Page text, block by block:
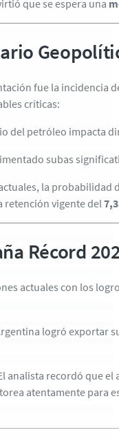
que se espera una
fue la incidencia
críticas:
del petróleo impacta
subas
la probabilidad
retención vigente del
Récord
actuales con los
logró exportar
analista recordó que
atentamente para